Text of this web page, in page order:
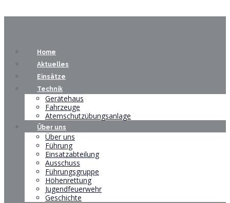
Home
Aktuelles
Einsätze
Technik
Gerätehaus
Fahrzeuge
Atemschutzübungsanlage
Über uns
Über uns
Führung
Einsatzabteilung
Ausschuss
Führungsgruppe
Höhenrettung
Jugendfeuerwehr
Geschichte